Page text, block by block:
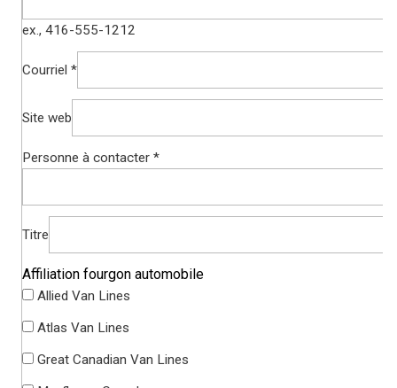
ex., 416-555-1212
Courriel *
Site web
Personne à contacter *
Titre
Affiliation fourgon automobile
Allied Van Lines
Atlas Van Lines
Great Canadian Van Lines